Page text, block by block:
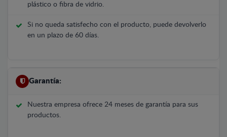
plástico o fibra de vidrio.
Si no queda satisfecho con el producto, puede devolverlo
en un plazo de 60 días.
Garantía:
Nuestra empresa ofrece 24 meses de garantía para sus
productos.